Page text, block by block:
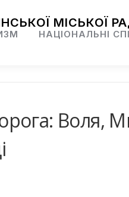
МІСЬКОЇ
НАЦІОНАЛЬНІ
Воля,